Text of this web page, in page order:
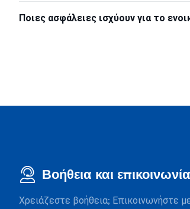
Ποιες ασφάλειες ισχύουν για το
Βοήθεια και επικοινωνία
Χρειάζεστε βοήθεια; Επικοινωνήστε